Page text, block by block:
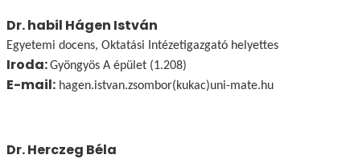
Dr. habil Hágen István
Egyetemi docens, Oktatási Intézetigazgató helyettes
Iroda:Gyöngyös A épület (1.208)
E-mail: hagen.istvan.zsombor(kukac)uni-mate.hu
Dr. Herczeg Béla